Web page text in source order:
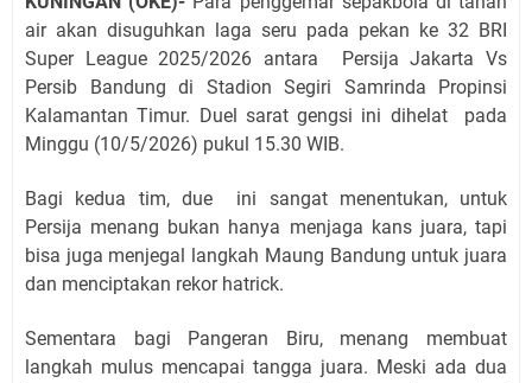
air akan disuguhkan laga seru pada pekan ke 32 BRI
Super League 2025/2026 antara Persija Jakarta Vs
Persib Bandung di Stadion Segiri Samrinda Propinsi
Kalamantan Timur. Duel sarat gengsi ini dihelat pada
Minggu (10/5/2026) pukul 15.30 WIB.
Bagi kedua tim, due ini sangat menentukan, untuk
Persija menang bukan hanya menjaga kans juara, tapi
bisa juga menjegal langkah Maung Bandung untuk juara
dan menciptakan rekor hatrick.
Sementara bagi Pangeran Biru, menang membuat
langkah mulus mencapai tangga juara. Meski ada dua